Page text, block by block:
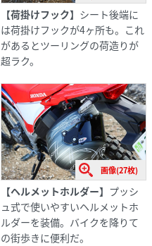
【荷掛けフック】 シート後端に
は荷掛けフックが4ヶ所も。これ
があるとツーリングの荷造りが
超ラク。
画像(27枚)
【ヘルメットホルダー】 プッシ
ュ式で使いやすいヘルメットホ
ルダーを装備。バイクを降りて
の街歩きに便利だ。